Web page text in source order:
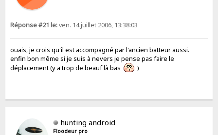
Réponse #21 le:ven. 14 juillet 2006, 13:38:03
ouais, je crois qu'il est accompagné par l'ancien batteur aussi.
enfin bon même si je suis à nevers je pense pas faire le
déplacement (y a trop de beauf là bas
)
hunting android
Floodeur pro